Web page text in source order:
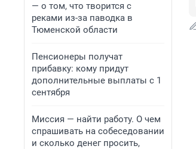
— о том, что творится с
реками из-за паводка в
Тюменской области
Пенсионеры получат
прибавку: кому придут
дополнительные выплаты с 1
сентября
Миссия — найти работу. О чем
спрашивать на собеседовании
и сколько денег просить,